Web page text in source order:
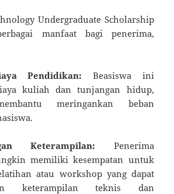
Undergraduate Scholarship
manfaat bagi penerima,
Pendidikan: Beasiswa ini
kuliah dan tunjangan hidup,
meringankan beban
Keterampilan: Penerima
memiliki kesempatan untuk
atau workshop yang dapat
keterampilan teknis dan